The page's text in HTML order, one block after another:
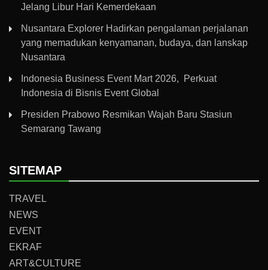
Jelang Libur Hari Kemerdekaan
Nusantara Explorer Hadirkan pengalaman perjalanan
yang memadukan kenyamanan, budaya, dan lanskap
Nusantara
Indonesia Business Event Mart 2026, Perkuat
Indonesia di Bisnis Event Global
Presiden Prabowo Resmikan Wajah Baru Stasiun
Semarang Tawang
SITEMAP
TRAVEL
NEWS
EVENT
EKRAF
ART&CULTURE